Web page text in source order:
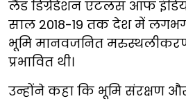
लैंड डिग्रेडेशन एटलस ऑफ
साल 2018-19 तक देश में
भूमि मानवजनित
प्रभावित थी।
उन्होंने कहा कि भूमि संरक्षण